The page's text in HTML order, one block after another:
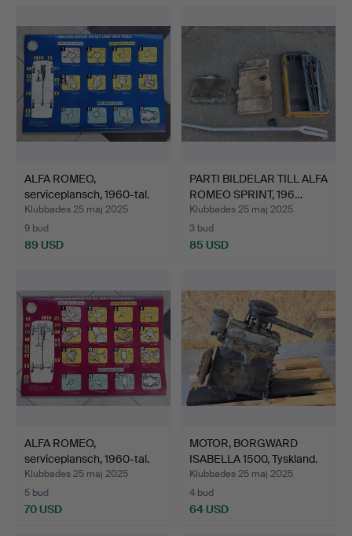
ALFA ROMEO,
serviceplansch, 1960-tal.
Klubbades 25 maj 2025
9 bud
89 USD
PARTI BILDELAR TILL ALFA
ROMEO SPRINT, 196…
Klubbades 25 maj 2025
3 bud
85 USD
ALFA ROMEO,
serviceplansch, 1960-tal.
Klubbades 25 maj 2025
5 bud
70 USD
MOTOR, BORGWARD
ISABELLA 1500, Tyskland.
Klubbades 25 maj 2025
4 bud
64 USD